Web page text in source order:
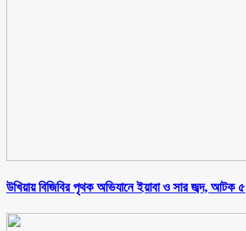
উখিয়ায় বিজিবির পৃথক অভিযানে ইয়াবা ও সার জব্দ, আটক ৫